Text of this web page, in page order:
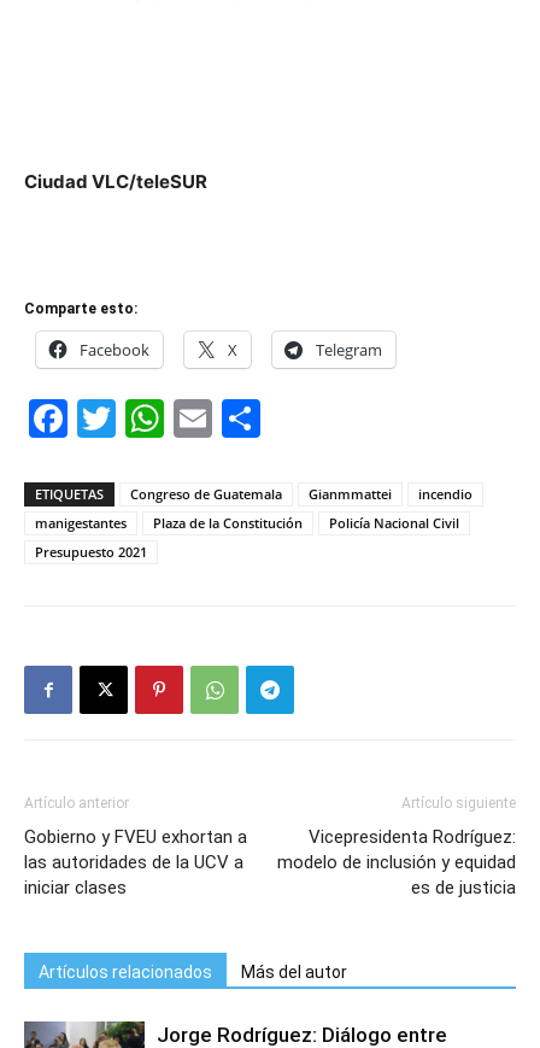
Ciudad VLC/teleSUR
Comparte esto:
Facebook X Telegram
Facebook
Twitter
WhatsApp
Email
ETIQUETAS Congreso de Guatemala Gianmmattei
incendio
manigestantes
Plaza de la Constitución
Policía Nacional Civil
Presupuesto 2021
Artículo anterior
Gobierno y FVEU exhortan a
las autoridades de la UCV a
iniciar clases
Artículo siguiente
Vicepresidenta Rodríguez:
modelo de inclusión y equidad
es de justicia
Artículos relacionados Más del autor
Jorge Rodríguez: Diálogo entre